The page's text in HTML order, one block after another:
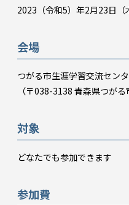
2023（令和5）年2月23日
会場
つがる市生涯学習交流セン
（〒038-3138 青森県つがる
対象
どなたでも参加できます
参加費